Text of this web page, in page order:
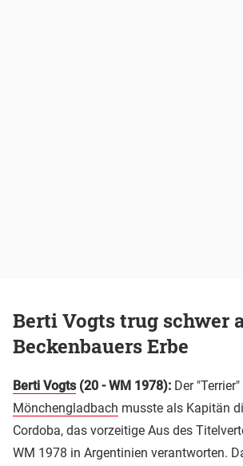
Berti Vogts trug schwer
Beckenbauers Erbe
Berti Vogts(20 - WM 1978): Der
Mönchengladbach musste als Kapitän
Cordoba, das vorzeitige Aus des
WM 1978 in Argentinien verantworten.